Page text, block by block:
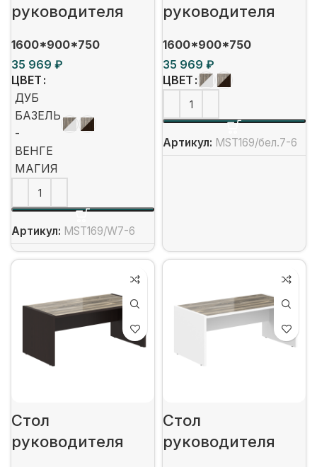
руководителя
1600*900*750
₽
ЦВЕТ
ДУБ
БАЗЕЛЬ
-
ВЕНГЕ
МАГИЯ
Артикул: MST169/W7-6
руководителя
1600*900*750
₽
ЦВЕТ
Артикул: MST169/бел.7-6
Стол
руководителя
Стол
руководителя